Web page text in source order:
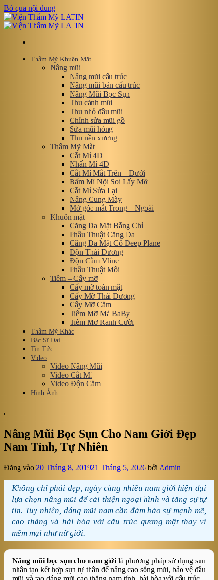
Bỏ qua nội dung
Thẩm Mỹ Khuôn Mặt
Nâng mũi
Nâng mũi cấu trúc
Nâng mũi bán cấu trúc
Nâng Mũi Bọc Sụn
Thu cánh mũi
Thu nhỏ đầu mũi
Chỉnh sửa mũi gồ
Sửa mũi hỏng
Thu nền xương
Thẩm Mỹ Mắt
Cắt Mí 4D
Nhấn Mí 4D
Cắt Mí Mắt Trên – Dưới
Bấm Mí Nội Soi Lấy Mỡ
Cắt Mí Sửa Lại
Nâng Cung Mày
Mở góc mắt Trong – Ngoài
Khuôn mặt
Căng Da Mặt Bằng Chỉ
Phẫu Thuật Căng Da
Căng Da Mặt Cổ Deep Plane
Độn Thái Dương
Độn Cằm Vline
Phẫu Thuật Môi
Tiêm – Cấy mỡ
Cấy mỡ toàn mặt
Cấy Mỡ Thái Dương
Cấy Mỡ Cằm
Tiêm Mỡ Má BaBy
Tiêm Mỡ Rãnh Cười
Thẩm Mỹ Khác
Bác Sĩ Đại
Tin Tức
Video
Video Nâng Mũi
Video Cắt Mí
Video Độn Cằm
Hình Ảnh
,
Nâng Mũi Bọc Sụn Cho Nam Giới Đẹp
Nam Tính, Tự Nhiên
Đăng vào 20 Tháng 8, 201921 Tháng 5, 2026 bởi Admin
Không chỉ phái đẹp, ngày càng nhiều nam giới hiện đại
lựa chọn nâng mũi để cải thiện ngoại hình và tăng sự tự
tin. Tuy nhiên, dáng mũi nam cần đảm bảo sự mạnh mẽ,
cao thẳng và hài hòa với cấu trúc gương mặt thay vì
mềm mại như nữ giới.
Nâng mũi bọc sụn cho nam giới là phương pháp sử dụng sụn
nhân tạo kết hợp sụn tự thân để nâng cao sống mũi, bảo vệ đầu
mũi và tạo dáng mũi cao thẳng nam tính, hài hòa với cấu trúc